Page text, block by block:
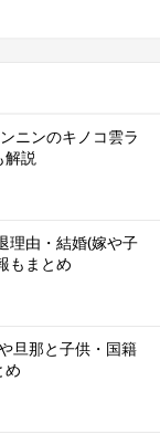
ニンのキノコ雲ラ
解説
理由・結婚(嫁や子
もまとめ
旦那と子供・国籍
め